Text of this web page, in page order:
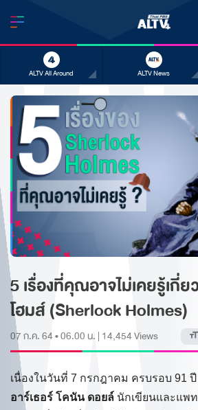
ALTV All Around ALTV News
5 เรื่องที่คุณอาจไม่เคยรู้เกี่
โฮมส์ (Sherlock Holmes)
07 ก.ค. 64 • 06.00 น. | 14,454Views
เนื่องในวันที่ 7 กรกฎาคม ครบรอบ 91
อาร์เธอร์ โคนัน ดอยล์ นักเขียนและแพ